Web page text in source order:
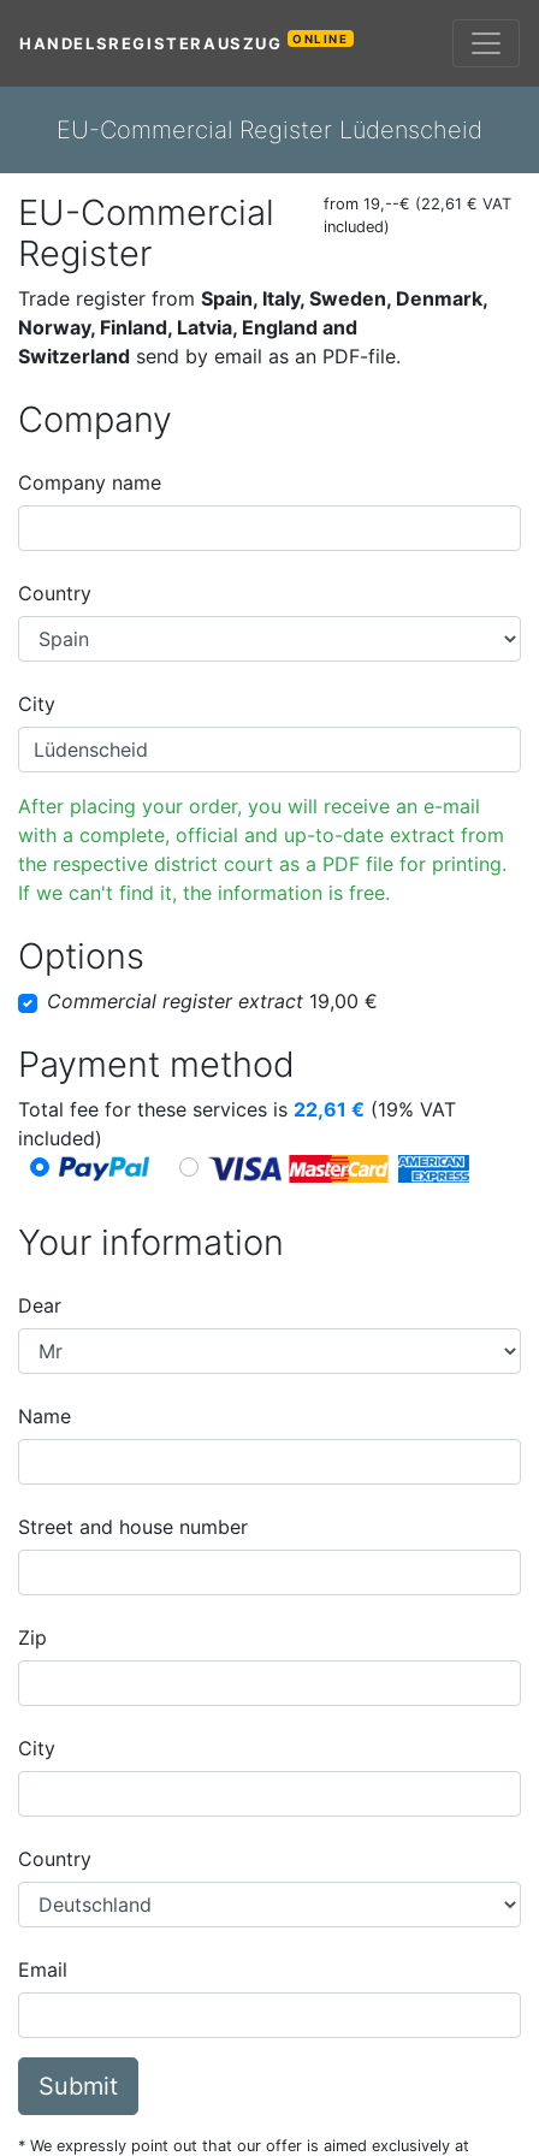
HANDELSREGISTERAUSZUG ONLINE
EU-Commercial Register Lüdenscheid
EU-Commercial
Register
from 19,--€ (22,61 € VAT
included)
Trade register from Spain, Italy, Sweden, Denmark,
Norway, Finland, Latvia, England and
Switzerland send by email as an PDF-file.
Company
Company name
Country
City
After placing your order, you will receive an e-mail
with a complete, official and up-to-date extract from
the respective district court as a PDF file for printing.
If we can't find it, the information is free.
Options
Commercial register extract 19,00 €
Payment method
Total fee for these services is 22,61 € (19% VAT
included)
Your information
Dear
Name
Street and house number
Zip
City
Country
Email
Submit
* We expressly point out that our offer is aimed exclusively at